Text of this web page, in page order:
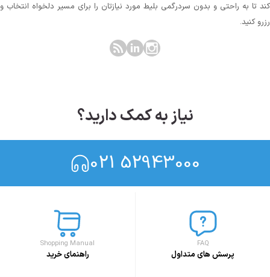
کند تا به راحتی و بدون سردرگمی بلیط مورد نیازتان را برای مسیر دلخواه انتخاب و
رزرو کنید.
نیاز به کمک دارید؟
021 52943000
FAQ
پرسش های متداول
Shopping Manual
راهنمای خرید